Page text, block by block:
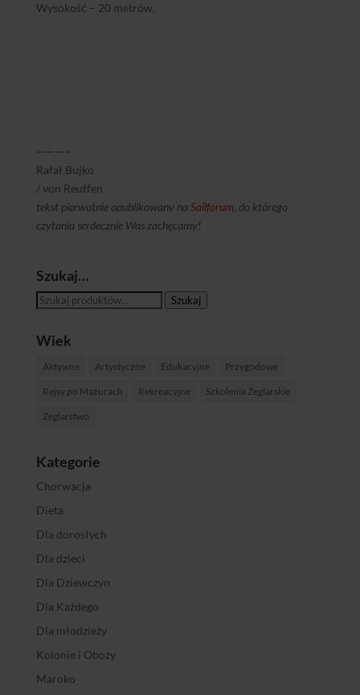
Wysokość – 20 metrów.
———–
Rafał Bujko
/ von Reuffen
tekst pierwotnie opublikowany na Sailforum, do którego
czytania serdecznie Was zachęcamy!
Szukaj…
Szukaj: Szukaj
Wiek
Aktywne Artystyczne Edukacyjne Przygodowe
Rejsy po Mazurach Rekreacyjne Szkolenia Żeglarskie
Żeglarstwo
Kategorie
Chorwacja
Dieta
Dla dorosłych
Dla dzieci
Dla Dziewczyn
Dla Każdego
Dla młodzieży
Kolonie i Obozy
Maroko